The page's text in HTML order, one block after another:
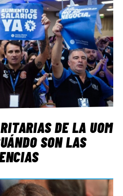
DE LA UOM
SON LAS